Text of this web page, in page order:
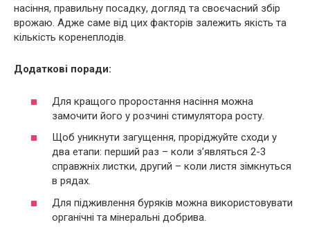
насіння, правильну посадку, догляд та своєчасний збір
врожаю. Адже саме від цих факторів залежить якість та
кількість коренеплодів.
Додаткові поради:
Для кращого проростання насіння можна
замочити його у розчині стимулятора росту.
Щоб уникнути загущення, проріджуйте сходи у
два етапи: перший раз – коли з’являться 2-3
справжніх листки, другий – коли листя зімкнуться
в рядах.
Для підживлення буряків можна використовувати
органічні та мінеральні добрива.